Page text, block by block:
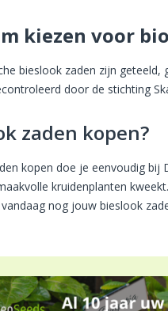
kiezen voor
bieslook zaden zijn
door de stichting
zaden kopen?
kopen doe je eenvoudig bij
kruidenplanten
nog jouw bieslook